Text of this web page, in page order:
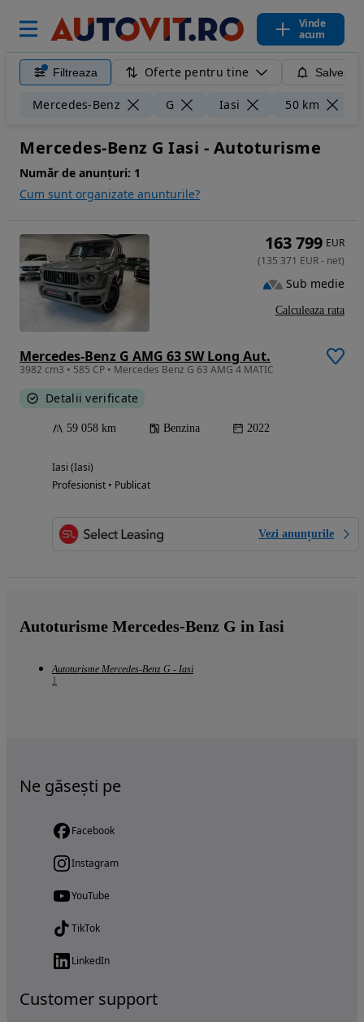
Vinde
acum
Filtreaza Oferte pentru tine
Mercedes-Benz G Iasi 50 km
Mercedes-Benz G Iasi - Autoturisme
Număr de anunțuri: 1
Cum sunt organizate anunturile?
Mercedes-Benz G AMG 63 SW Long Aut.
3982 cm3 • 585 CP • Mercedes Benz G 63 AMG 4 MATIC
Detalii verificate
59 058 km Benzina 2022
Iasi (Iasi)
Profesionist • Publicat
Vezi anunțurile
163 799 EUR
(135 371 EUR- net)
Sub medie
Calculeaza rata
Autoturisme Mercedes-Benz G in Iasi
Autoturisme Mercedes-Benz G - Iasi
1
Ne găsești pe
Facebook
Instagram
YouTube
TikTok
LinkedIn
Customer support